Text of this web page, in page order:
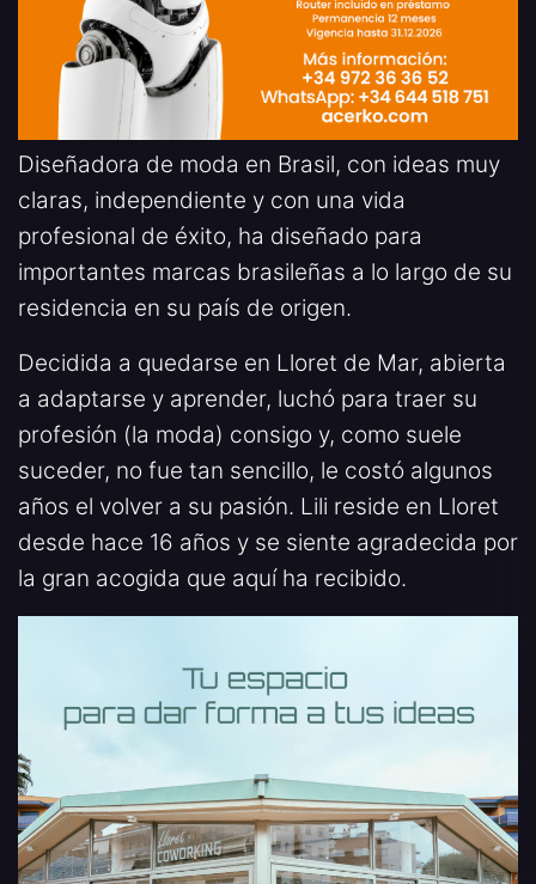
Diseñadora de moda en Brasil, con ideas muy
claras, independiente y con una vida
profesional de éxito, ha diseñado para
importantes marcas brasileñas a lo largo de su
residencia en su país de origen.
Decidida a quedarse en Lloret de Mar, abierta
a adaptarse y aprender, luchó para traer su
profesión (la moda) consigo y, como suele
suceder, no fue tan sencillo, le costó algunos
años el volver a su pasión. Lili reside en Lloret
desde hace 16 años y se siente agradecida por
la gran acogida que aquí ha recibido.